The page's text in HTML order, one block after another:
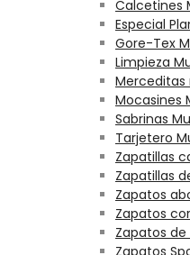
Calcetines
Especial
Gore-Tex
Limpieza
Merceditas
Mocasines
Sabrinas
Tarjetero
Zapatillas
Zapatillas
Zapatos
Zapatos
Zapatos
Zapatos